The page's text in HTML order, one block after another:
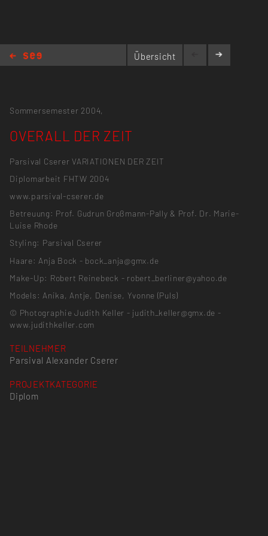
Übersicht
Sommersemester 2004,
OVERALL DER ZEIT
Parsival Cserer VARIATIONEN DER ZEIT
Diplomarbeit FHTW 2004
www.parsival-cserer.de
Betreuung: Prof. Gudrun Großmann-Pally & Prof. Dr. Marie-
Luise Rhode
Styling: Parsival Cserer
Haare: Anja Bock - bock_anja@gmx.de
Make-Up: Robert Reinebeck - robert_berliner@yahoo.de
Models: Anika, Antje, Denise, Yvonne (Puls)
© Photographie Judith Keller - judith_keller@gmx.de -
www.judithkeller.com
TEILNEHMER
Parsival Alexander Cserer
PROJEKTKATEGORIE
Diplom